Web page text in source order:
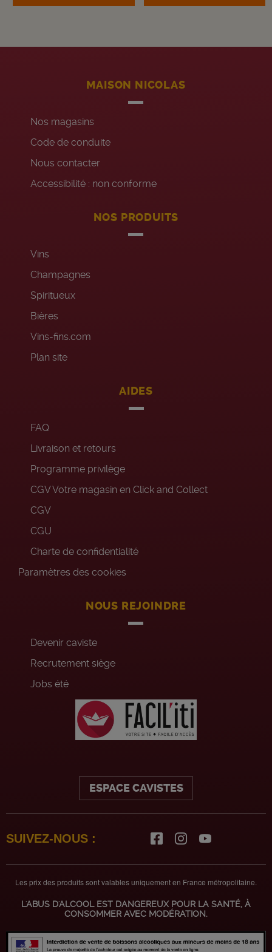
MAISON NICOLAS
Nos magasins
Code de conduite
Nous contacter
Accessibilité : non conforme
NOS PRODUITS
Vins
Champagnes
Spiritueux
Bières
Vins-fins.com
Plan site
AIDES
FAQ
Livraison et retours
Programme privilège
CGV Votre magasin en Click and Collect
CGV
CGU
Charte de confidentialité
Paramètres des cookies
NOUS REJOINDRE
Devenir caviste
Recrutement siège
Jobs été
ESPACE CAVISTES
SUIVEZ-NOUS :
Les prix des produits sont valables uniquement en France métropolitaine.
L'ABUS D'ALCOOL EST DANGEREUX POUR LA SANTÉ, À
CONSOMMER AVEC MODÉRATION.